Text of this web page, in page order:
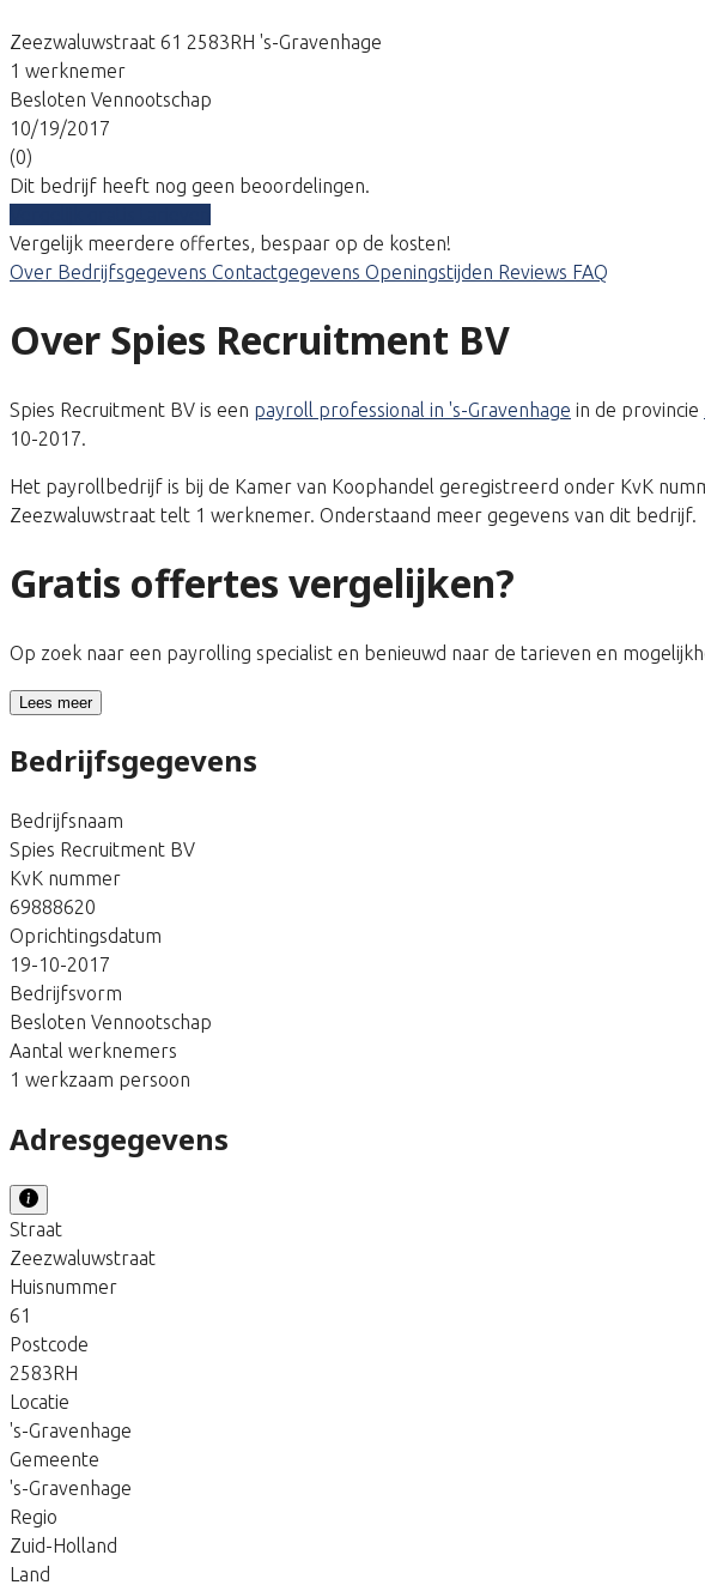
Zeezwaluwstraat 61 2583RH 's-Gravenhage
1 werknemer
Besloten Vennootschap
10/19/2017
(0)
Dit bedrijf heeft nog geen beoordelingen.
Vergelijk meerdere offertes, bespaar op de kosten!
Over Bedrijfsgegevens Contactgegevens Openingstijden Reviews FAQ
Over Spies Recruitment BV
Spies Recruitment BV is een payroll professional in 's-Gravenhage in de provincie
10-2017.
Het payrollbedrijf is bij de Kamer van Koophandel geregistreerd onder KvK
Zeezwaluwstraat telt 1 werknemer. Onderstaand meer gegevens van dit bedrijf.
Gratis offertes vergelijken?
Op zoek naar een payrolling specialist en benieuwd naar de tarieven en
Lees meer
Bedrijfsgegevens
Bedrijfsnaam
Spies Recruitment BV
KvK nummer
69888620
Oprichtingsdatum
19-10-2017
Bedrijfsvorm
Besloten Vennootschap
Aantal werknemers
1 werkzaam persoon
Adresgegevens
Straat
Zeezwaluwstraat
Huisnummer
61
Postcode
2583RH
Locatie
's-Gravenhage
Gemeente
's-Gravenhage
Regio
Zuid-Holland
Land